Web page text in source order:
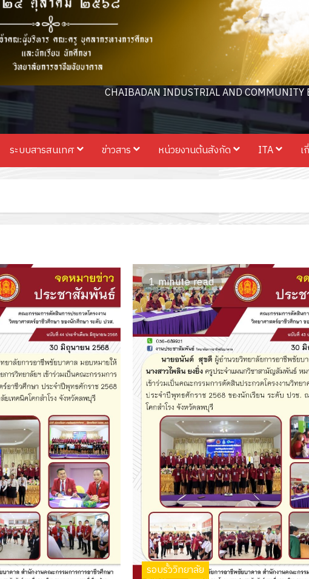
CHAIBADAN INDUSTRIAL AND COMMUNITY
ระบบสารสนเทศ ข่าวสาร หน่วยงานต้นสังกัด ITA เ
1 minute read
รอบรั้ววิทยาลัย